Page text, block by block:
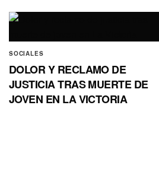
SOCIALES
DOLOR Y RECLAMO DE
JUSTICIA TRAS MUERTE DE
JOVEN EN LA VICTORIA